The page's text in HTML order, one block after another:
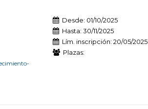
Desde: 01/10/2025
Hasta: 30/11/2025
Lím. inscripción: 20/05/2025
Plazas: